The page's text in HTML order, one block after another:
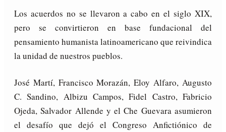
Los acuerdos no se llevaron a cabo en el siglo XIX,
pero se convirtieron en base fundacional del
pensamiento humanista latinoamericano que reivindica
la unidad de nuestros pueblos.
José Martí, Francisco Morazán, Eloy Alfaro, Augusto
C. Sandino, Albizu Campos, Fidel Castro, Fabricio
Ojeda, Salvador Allende y el Che Guevara asumieron
el desafío que dejó el Congreso Anfictiónico de